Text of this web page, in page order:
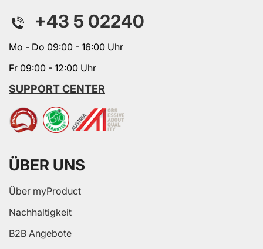
+43 5 02240
Mo - Do 09:00 - 16:00 Uhr
Fr 09:00 - 12:00 Uhr
SUPPORT CENTER
ÜBER UNS
Über myProduct
Nachhaltigkeit
B2B Angebote